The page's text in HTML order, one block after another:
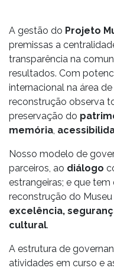
A gestão do Projeto
premissas a
transparência na
resultados. Com
internacional na área
reconstrução observa
preservação do
memória,
Nosso modelo de
parceiros, ao diálogo
estrangeiras; e que
reconstrução do
excelência,
cultural.
A estrutura de
atividades em curso e